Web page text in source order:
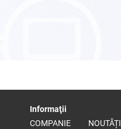
Informaţii
COMPANIE
NOUTĂȚI